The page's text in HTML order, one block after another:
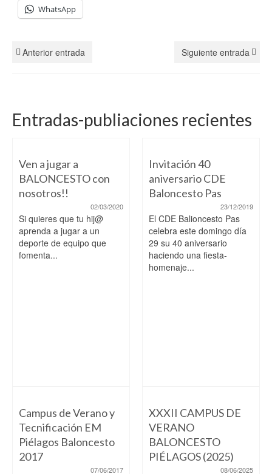
WhatsApp
Anterior entrada Siguiente entrada
Entradas-publiaciones recientes
Ven a jugar a
BALONCESTO con
nosotros!!
02/03/2020
Si quieres que tu hij@
aprenda a jugar a un
deporte de equipo que
fomenta...
Invitación 40
aniversario CDE
Baloncesto Pas
23/12/2019
El CDE Balioncesto Pas
celebra este domingo día
29 su 40 aniversario
haciendo una fiesta-
homenaje...
Campus de Verano y
Tecnificación EM
Piélagos Baloncesto
2017
07/06/2017
XXXII CAMPUS DE
VERANO
BALONCESTO
PIÉLAGOS (2025)
08/06/2025